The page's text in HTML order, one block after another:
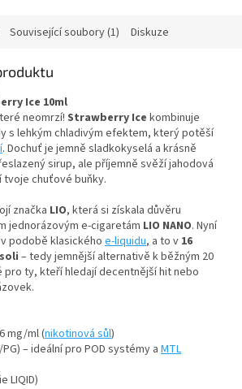
Související soubory (1) Diskuze
Ice 10ml
neomrzí! Strawberry Ice kombinuje
s lehkým chladivým efektem, který potěší
. Dochuť je jemně sladkokyselá a krásně
sirup, ale příjemně svěží jahodová
chuťové buňky.
značka LIO, která si získala důvěru
jednorázovým e-cigaretám LIO NANO. Nyní
podobě klasického e-liquidu, a to v 16
– tedy jemnější alternativě k běžným 20
pro ty, kteří hledají decentnější hit nebo
mg/ml (nikotinová sůl)
– ideální pro POD systémy a MTL
LIQID)